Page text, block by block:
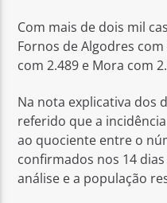
Com mais de dois mil
Fornos de Algodres
com 2.489 e Mora com
Na nota explicativa dos
referido que a
ao quociente entre o
confirmados nos 14
análise e a população